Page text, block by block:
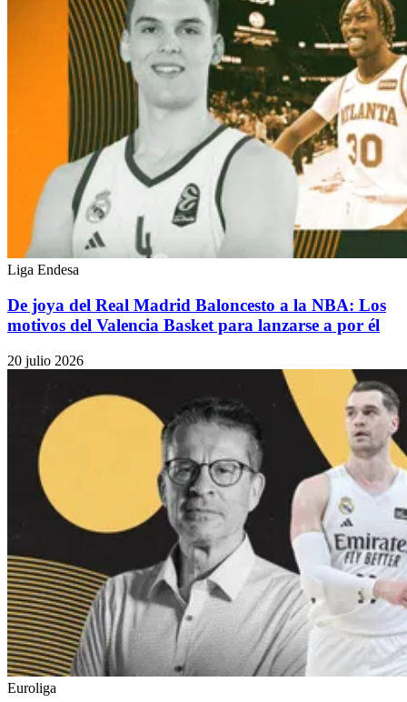
Liga Endesa
De joya del Real Madrid Baloncesto a la NBA: Los
motivos del Valencia Basket para lanzarse a por él
20 julio 2026
Euroliga